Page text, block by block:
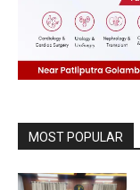
MOST POPULAR